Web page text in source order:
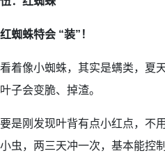
红蜘蛛特会 “装”！
看着像小蜘蛛，其实是螨类，夏
叶子会变脆、掉渣。
要是刚发现叶背有点小红点，不
小虫，两三天冲一次，基本能控制